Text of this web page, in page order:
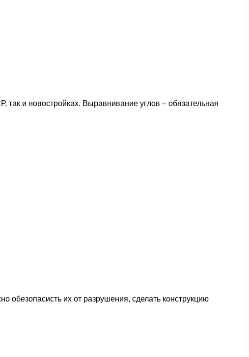
так и новостройках. Выравнивание углов – обязательная
обезопасисть их от разрушения, сделать конструкцию